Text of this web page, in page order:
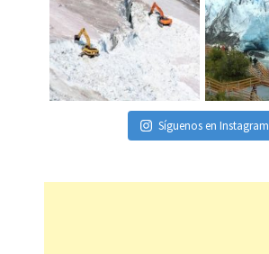
Síguenos en Instagram